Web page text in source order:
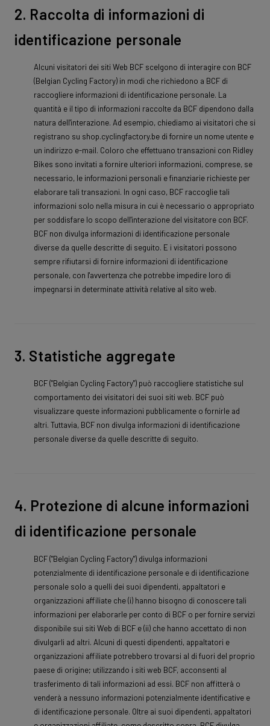
2. Raccolta di informazioni di
identificazione personale
Alcuni visitatori dei siti Web BCF scelgono di interagire con BCF
(Belgian Cycling Factory) in modi che richiedono a BCF di
raccogliere informazioni di identificazione personale. La
quantità e il tipo di informazioni raccolte da BCF dipendono dalla
natura dell'interazione. Ad esempio, chiediamo ai visitatori che si
registrano su shop.cyclingfactory.be di fornire un nome utente e
un indirizzo e-mail. Coloro che effettuano transazioni con Ridley
Bikes sono invitati a fornire ulteriori informazioni, comprese, se
necessario, le informazioni personali e finanziarie richieste per
elaborare tali transazioni. In ogni caso, BCF raccoglie tali
informazioni solo nella misura in cui è necessario o appropriato
per soddisfare lo scopo dell'interazione del visitatore con BCF.
BCF non divulga informazioni di identificazione personale
diverse da quelle descritte di seguito. E i visitatori possono
sempre rifiutarsi di fornire informazioni di identificazione
personale, con l'avvertenza che potrebbe impedire loro di
impegnarsi in determinate attività relative al sito web.
3. Statistiche aggregate
BCF ("Belgian Cycling Factory") può raccogliere statistiche sul
comportamento dei visitatori dei suoi siti web. BCF può
visualizzare queste informazioni pubblicamente o fornirle ad
altri. Tuttavia, BCF non divulga informazioni di identificazione
personale diverse da quelle descritte di seguito.
4. Protezione di alcune informazioni
di identificazione personale
BCF ("Belgian Cycling Factory") divulga informazioni
potenzialmente di identificazione personale e di identificazione
personale solo a quelli dei suoi dipendenti, appaltatori e
organizzazioni affiliate che (i) hanno bisogno di conoscere tali
informazioni per elaborarle per conto di BCF o per fornire servizi
disponibile sui siti Web di BCF e (ii) che hanno accettato di non
divulgarli ad altri. Alcuni di questi dipendenti, appaltatori e
organizzazioni affiliate potrebbero trovarsi al di fuori del proprio
paese di origine; utilizzando i siti web BCF, acconsenti al
trasferimento di tali informazioni ad essi. BCF non affitterà o
venderà a nessuno informazioni potenzialmente identificative e
di identificazione personale. Oltre ai suoi dipendenti, appaltatori